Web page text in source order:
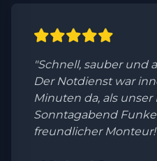
"Schnell, sauber und
Der Notdienst war
Minuten da, als unser
Sonntagabend
freundlicher